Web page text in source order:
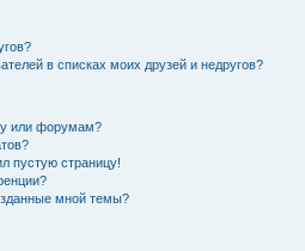
в списках моих друзей и недругов?
или форумам?
пустую страницу!
мной темы?